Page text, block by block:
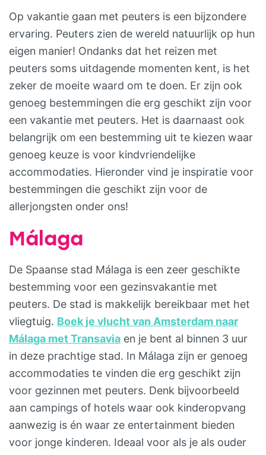
Op vakantie gaan met peuters is een bijzondere
ervaring. Peuters zien de wereld natuurlijk op hun
eigen manier! Ondanks dat het reizen met
peuters soms uitdagende momenten kent, is het
zeker de moeite waard om te doen. Er zijn ook
genoeg bestemmingen die erg geschikt zijn voor
een vakantie met peuters. Het is daarnaast ook
belangrijk om een bestemming uit te kiezen waar
genoeg keuze is voor kindvriendelijke
accommodaties. Hieronder vind je inspiratie voor
bestemmingen die geschikt zijn voor de
allerjongsten onder ons!
Málaga
De Spaanse stad Málaga is een zeer geschikte
bestemming voor een gezinsvakantie met
peuters. De stad is makkelijk bereikbaar met het
vliegtuig. Boek je vlucht van Amsterdam naar
Málaga met Transavia en je bent al binnen 3 uur
in deze prachtige stad. In Málaga zijn er genoeg
accommodaties te vinden die erg geschikt zijn
voor gezinnen met peuters. Denk bijvoorbeeld
aan campings of hotels waar ook kinderopvang
aanwezig is én waar ze entertainment bieden
voor jonge kinderen. Ideaal voor als je als ouder